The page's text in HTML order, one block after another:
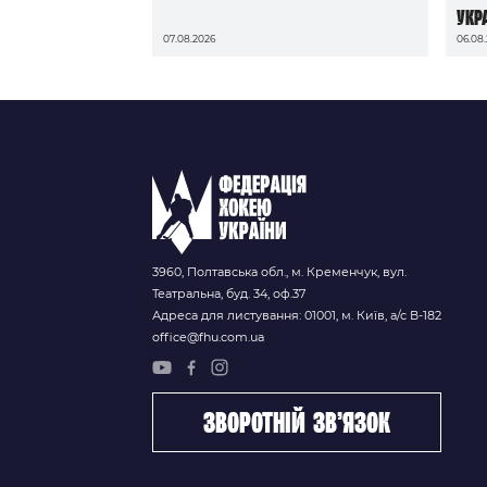
07.08.2026
3960, Полтавська обл., м. Кременчук, вул.
Театральна, буд. 34, оф.37
Адреса для листування: 01001, м. Київ, а/с В-182
office@fhu.com.ua
зворотній зв’язок